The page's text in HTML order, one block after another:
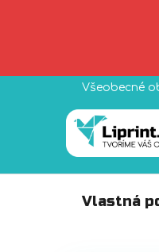
Všeobecné
Vlastná